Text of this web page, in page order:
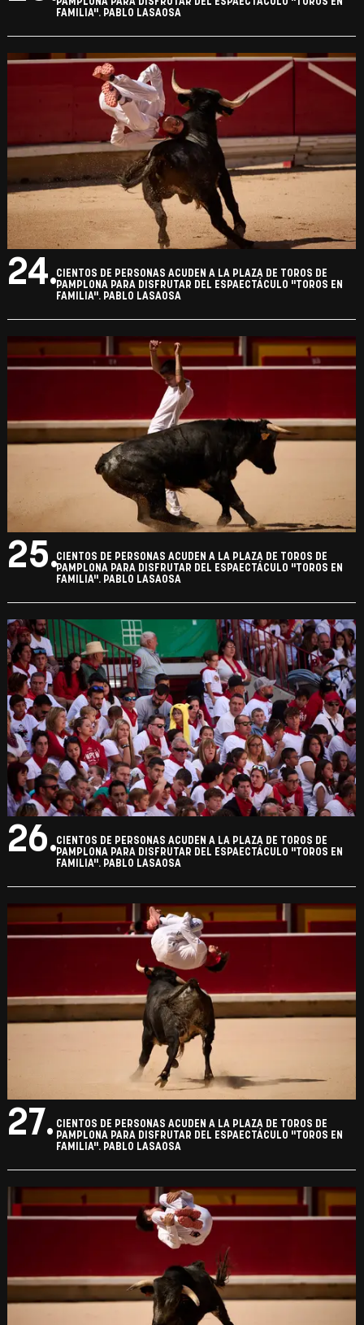
FAMILIA". PABLO LASAOSA
24.CIENTOS DE PERSONAS ACUDEN A LA PLAZA DE TOROS DE
PAMPLONA PARA DISFRUTAR DEL ESPAECTÁCULO "TOROS EN
FAMILIA". PABLO LASAOSA
25.CIENTOS DE PERSONAS ACUDEN A LA PLAZA DE TOROS DE
PAMPLONA PARA DISFRUTAR DEL ESPAECTÁCULO "TOROS EN
FAMILIA". PABLO LASAOSA
26.CIENTOS DE PERSONAS ACUDEN A LA PLAZA DE TOROS DE
PAMPLONA PARA DISFRUTAR DEL ESPAECTÁCULO "TOROS EN
FAMILIA". PABLO LASAOSA
27. CIENTOS DE PERSONAS ACUDEN A LA PLAZA DE TOROS DE
PAMPLONA PARA DISFRUTAR DEL ESPAECTÁCULO "TOROS EN
FAMILIA". PABLO LASAOSA